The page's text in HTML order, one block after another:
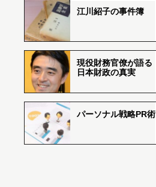
江川紹子の事件簿
現役財務官僚が語る
日本財政の真実
パーソナル戦略PR術